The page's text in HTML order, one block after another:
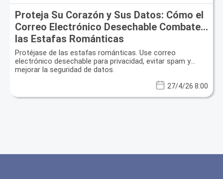
Proteja Su Corazón y Sus Datos: Cómo el
Correo Electrónico Desechable Combate
las Estafas Románticas
Protéjase de las estafas románticas. Use correo
electrónico desechable para privacidad, evitar spam y
mejorar la seguridad de datos.
27/4/26 8:00